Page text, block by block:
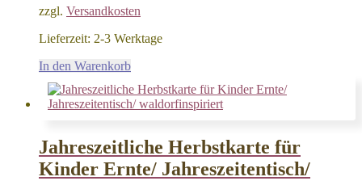
zzgl. Versandkosten
Lieferzeit: 2-3 Werktage
In den Warenkorb
Jahreszeitliche Herbstkarte für
Kinder Ernte/ Jahreszeitentisch/